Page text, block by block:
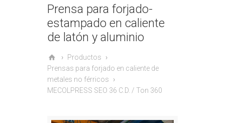
Prensa para forjado-
estampado en caliente
de latón y aluminio
Productos
Prensas para forjado en caliente de
metales no férricos
MECOLPRESS SEO 36 C.D. / Ton 360